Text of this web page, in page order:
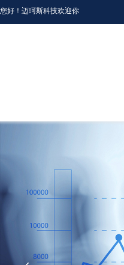
您好！ 迈珂斯科技欢迎你